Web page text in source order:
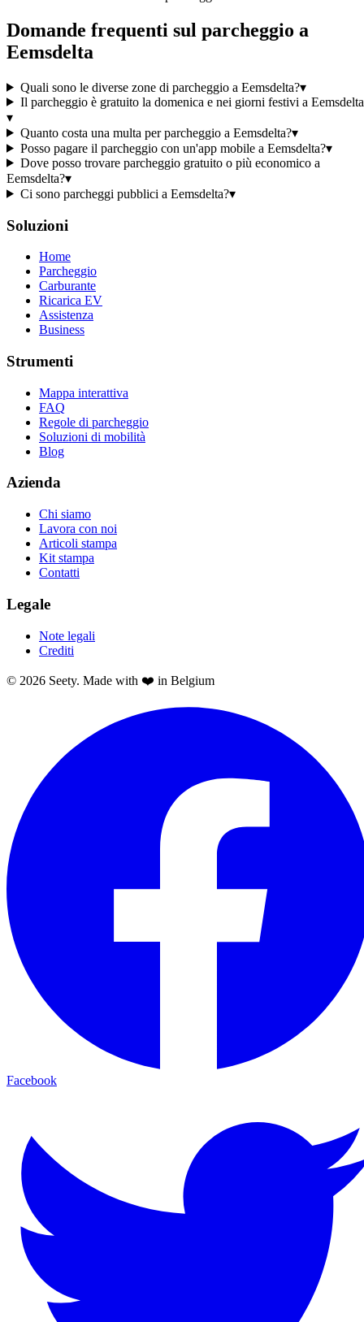
Domande frequenti sul parcheggio a
Eemsdelta
Quali sono le diverse zone di parcheggio a Eemsdelta?▾
Il parcheggio è gratuito la domenica e nei giorni festivi a
▾
Quanto costa una multa per parcheggio a Eemsdelta?▾
Posso pagare il parcheggio con un'app mobile a Eemsdelta?▾
Dove posso trovare parcheggio gratuito o più economico a
Eemsdelta?▾
Ci sono parcheggi pubblici a Eemsdelta?▾
Soluzioni
Home
Parcheggio
Carburante
Ricarica EV
Assistenza
Business
Strumenti
Mappa interattiva
FAQ
Regole di parcheggio
Soluzioni di mobilità
Blog
Azienda
Chi siamo
Lavora con noi
Articoli stampa
Kit stampa
Contatti
Legale
Note legali
Crediti
© 2026 Seety. Made with ❤️ in Belgium
Facebook